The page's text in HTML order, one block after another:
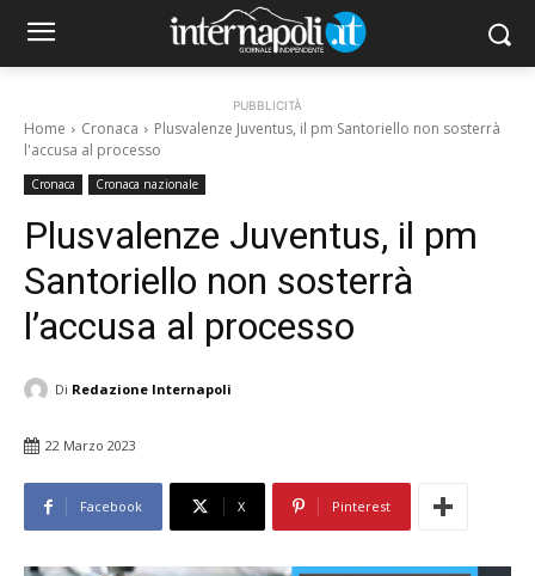
PUBBLICITÀ
Home Cronaca
Plusvalenze Juventus, il pm Santoriello non sosterrà
l'accusa al processo
Cronaca Cronaca nazionale
Plusvalenze Juventus, il pm
Santoriello non sosterrà
l’accusa al processo
Di Redazione Internapoli
22 Marzo 2023
Facebook X Pinterest